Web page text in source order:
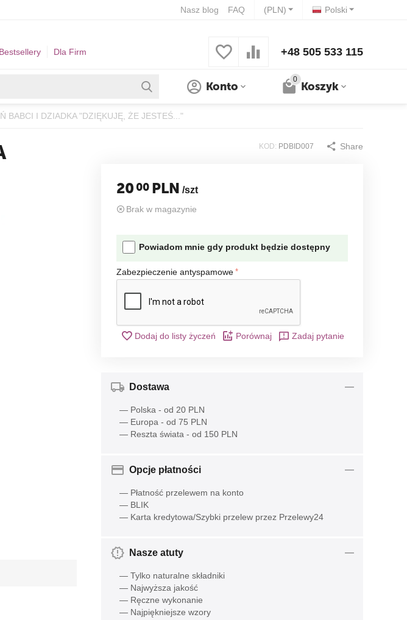
Polski
(PLN)
Nasz blog FAQ
Bestsellery Dla Firm +48 505 533 115
0
Koszyk
Konto
BABCI I DZIADKA "DZIĘKUJĘ, ŻE JESTEŚ..."
KOD: PDBID007 Share
20 00 PLN /szt
Brak w magazynie
Powiadom mnie gdy produkt będzie dostępny
Zabezpieczenie antyspamowe
Dodaj do listy życzeń Porównaj Zadaj pytanie
Dostawa
— Polska - od 20 PLN
— Europa - od 75 PLN
— Reszta świata - od 150 PLN
Opcje płatności
— Płatność przelewem na konto
— BLIK
— Karta kredytowa/Szybki przelew przez Przelewy24
Nasze atuty
— Tylko naturalne składniki
— Najwyższa jakość
— Ręczne wykonanie
— Najpiękniejsze wzory